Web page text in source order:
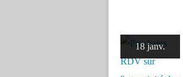
18 janv.